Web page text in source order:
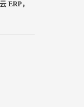
ERP，